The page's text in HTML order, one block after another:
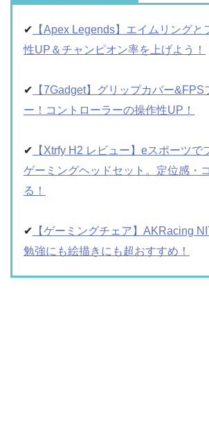
✔︎ 【Apex Legends】エイムリングと
性UP＆チャンピオン率を上げよう！
✔︎ 【7Gadget】グリップカバー&FPS
ー！コントローラーの操作性UP！
✔︎ 【Xtrfy H2 レビュー】eスポーツで
ゲーミングヘッドセット。定位感・
る！
✔︎ 【ゲーミングチェア】AKRacing
勉強にも絵描きにも超おすすめ！